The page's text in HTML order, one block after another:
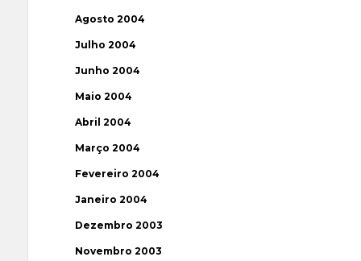
Agosto 2004
Julho 2004
Junho 2004
Maio 2004
Abril 2004
Março 2004
Fevereiro 2004
Janeiro 2004
Dezembro 2003
Novembro 2003